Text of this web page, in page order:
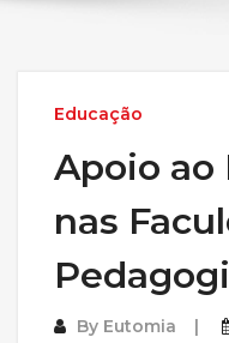
Educação
Apoio ao
nas
By Eutomia